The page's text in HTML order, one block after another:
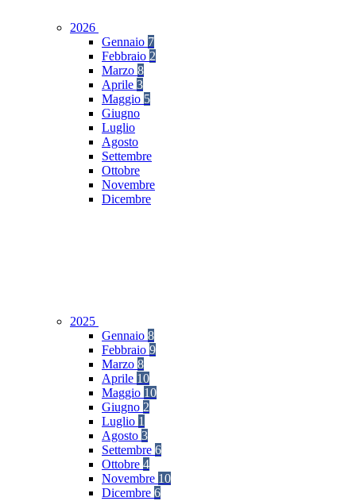
2026
Gennaio 7
Febbraio 2
Marzo 8
Aprile 3
Maggio 5
Giugno
Luglio
Agosto
Settembre
Ottobre
Novembre
Dicembre
2025
Gennaio 8
Febbraio 9
Marzo 8
Aprile 10
Maggio 10
Giugno 2
Luglio 1
Agosto 3
Settembre 6
Ottobre 4
Novembre 10
Dicembre 6